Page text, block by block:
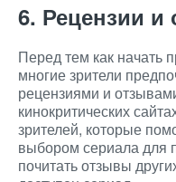
6. Рецензии
Перед тем как начать
многие зрители
рецензиями и
кинокритических
зрителей, которые
выбором сериала для
почитать отзывы